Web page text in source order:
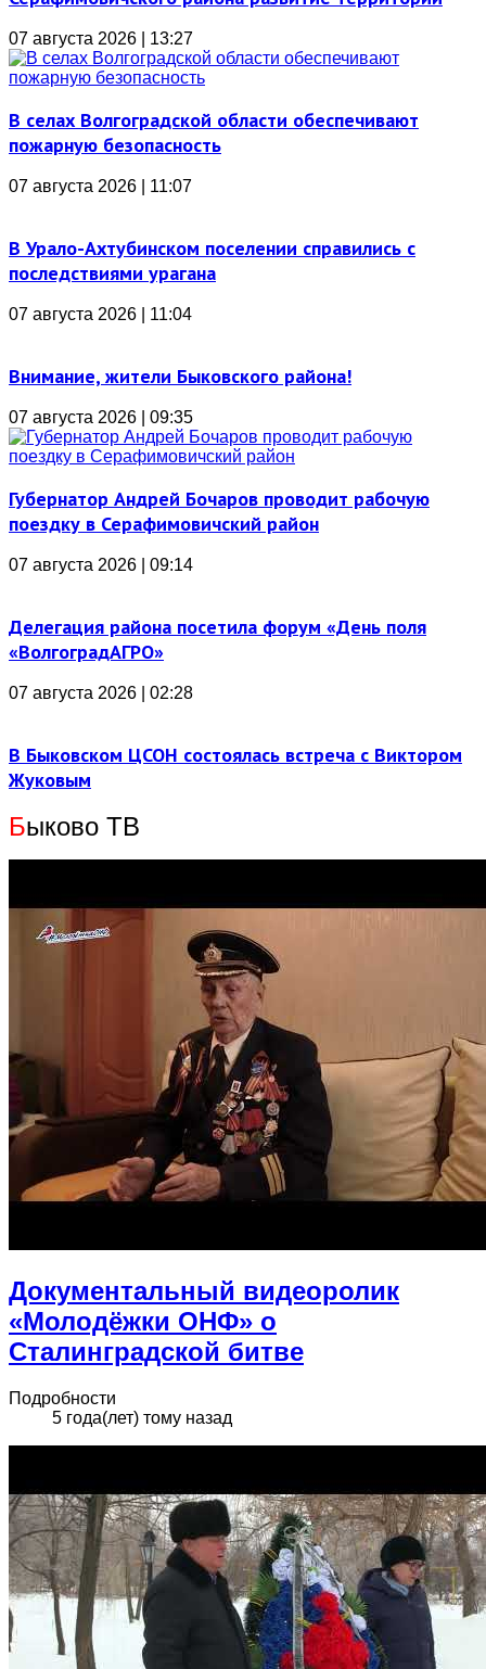
07 августа 2026 | 13:27
В селах Волгоградской области обеспечивают
пожарную безопасность
07 августа 2026 | 11:07
В Урало-Ахтубинском поселении справились с
последствиями урагана
07 августа 2026 | 11:04
Внимание, жители Быковского района!
07 августа 2026 | 09:35
Губернатор Андрей Бочаров проводит рабочую
поездку в Серафимовичский район
07 августа 2026 | 09:14
Делегация района посетила форум «День поля
«ВолгоградАГРО»
07 августа 2026 | 02:28
В Быковском ЦСОН состоялась встреча с Виктором
Жуковым
Быково ТВ
Документальный видеоролик
«Молодёжки ОНФ» о
Сталинградской битве
Подробности
5 года(лет) тому назад